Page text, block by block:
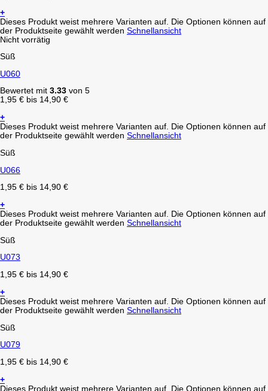
+
Dieses Produkt weist mehrere Varianten auf. Die Optionen können auf
der Produktseite gewählt werden Schnellansicht
Nicht vorrätig
Süß
U060
Bewertet mit 3.33 von 5
1,95 € bis 14,90 €
+
Dieses Produkt weist mehrere Varianten auf. Die Optionen können auf
der Produktseite gewählt werden Schnellansicht
Süß
U066
1,95 € bis 14,90 €
+
Dieses Produkt weist mehrere Varianten auf. Die Optionen können auf
der Produktseite gewählt werden Schnellansicht
Süß
U073
1,95 € bis 14,90 €
+
Dieses Produkt weist mehrere Varianten auf. Die Optionen können auf
der Produktseite gewählt werden Schnellansicht
Süß
U079
1,95 € bis 14,90 €
+
Dieses Produkt weist mehrere Varianten auf. Die Optionen können auf